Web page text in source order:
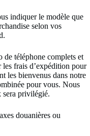
indiquer le modèle que
selon vos
de téléphone complets et
les frais d’expédition pour
les bienvenus dans notre
pour vous. Nous
privilégié.
douanières ou